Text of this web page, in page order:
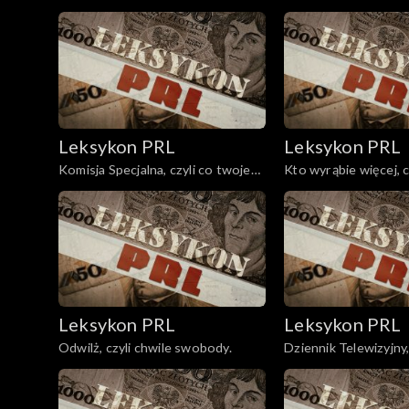
podziały się świnie? straszenia.
Leksykon PRL
Komisja Specjalna, czyli co twoje
to nasze.
Leksykon PRL
Kto wyrąbie więcej,
nadwyżką.
Leksykon PRL
Odwilż, czyli chwile swobody.
Leksykon PRL
Dziennik
niby.